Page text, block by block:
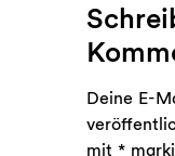
Deine E-
mit *